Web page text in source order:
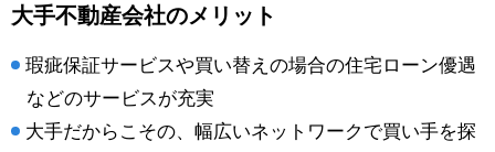
大手不動産会社のメリット
瑕疵保証サービスや買い替えの場合の住宅ローン優遇
などのサービスが充実
大手だからこその、幅広いネットワークで買い手を探